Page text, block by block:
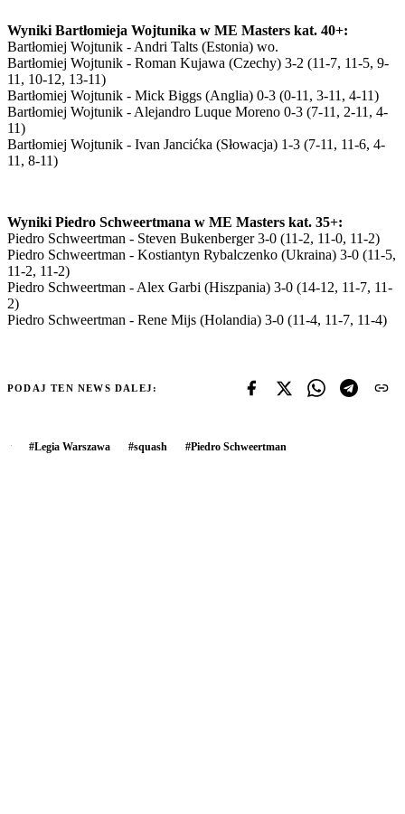
Wyniki Bartłomieja Wojtunika w ME Masters kat. 40+:
Bartłomiej Wojtunik - Andri Talts (Estonia) wo.
Bartłomiej Wojtunik - Roman Kujawa (Czechy) 3-2 (11-7, 11-5, 9-
11, 10-12, 13-11)
Bartłomiej Wojtunik - Mick Biggs (Anglia) 0-3 (0-11, 3-11, 4-11)
Bartłomiej Wojtunik - Alejandro Luque Moreno 0-3 (7-11, 2-11, 4-
11)
Bartłomiej Wojtunik - Ivan Jancićka (Słowacja) 1-3 (7-11, 11-6, 4-
11, 8-11)
Wyniki Piedro Schweertmana w ME Masters kat. 35+:
Piedro Schweertman - Steven Bukenberger 3-0 (11-2, 11-0, 11-2)
Piedro Schweertman - Kostiantyn Rybalczenko (Ukraina) 3-0 (11-5,
11-2, 11-2)
Piedro Schweertman - Alex Garbi (Hiszpania) 3-0 (14-12, 11-7, 11-
2)
Piedro Schweertman - Rene Mijs (Holandia) 3-0 (11-4, 11-7, 11-4)
PODAJ TEN NEWS DALEJ:
#Legia Warszawa #squash #Piedro Schweertman